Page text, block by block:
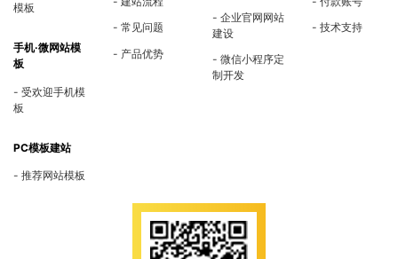
模板
手机·微网站模
板
受欢迎手机模
板
PC模板建站
推荐网站模板
常见问题
产品优势
企业官网网站
建设
微信小程序定
制开发
技术支持